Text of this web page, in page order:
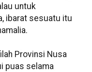
untuk
ibarat sesuatu itu
Provinsi Nusa
puas selama